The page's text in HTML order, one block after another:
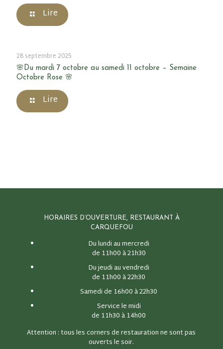
Lire
28 septembre 2025
🌸Du mardi 7 octobre au samedi 11 octobre – Semaine
Octobre Rose 🌸
Lire
HORAIRES D’OUVERTURE, RESTAURANT À
CARQUEFOU
Du lundi au mercredi
de 11h00 à 21h30
Du jeudi au vendredi
de 11h00 à 22h30
Samedi de 16h00 à 22h30
Service le midi
de 11h30 à 14h00
Attention : tous les corners de restauration ne sont pas
ouverts le soir.